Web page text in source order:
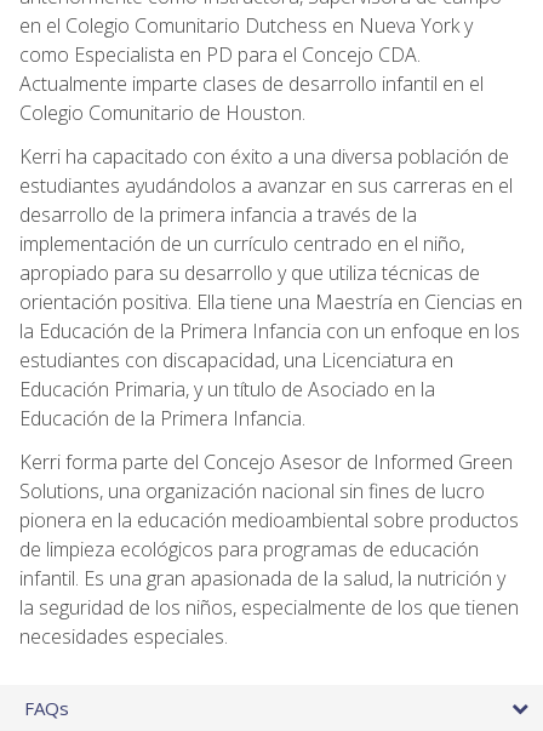
en el Colegio Comunitario Dutchess en Nueva York y
como Especialista en PD para el Concejo CDA.
Actualmente imparte clases de desarrollo infantil en el
Colegio Comunitario de Houston.
Kerri ha capacitado con éxito a una diversa población de
estudiantes ayudándolos a avanzar en sus carreras en el
desarrollo de la primera infancia a través de la
implementación de un currículo centrado en el niño,
apropiado para su desarrollo y que utiliza técnicas de
orientación positiva. Ella tiene una Maestría en Ciencias en
la Educación de la Primera Infancia con un enfoque en los
estudiantes con discapacidad, una Licenciatura en
Educación Primaria, y un título de Asociado en la
Educación de la Primera Infancia.
Kerri forma parte del Concejo Asesor de Informed Green
Solutions, una organización nacional sin fines de lucro
pionera en la educación medioambiental sobre productos
de limpieza ecológicos para programas de educación
infantil. Es una gran apasionada de la salud, la nutrición y
la seguridad de los niños, especialmente de los que tienen
necesidades especiales.
FAQs